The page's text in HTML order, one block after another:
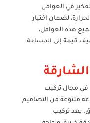
في العوامل
لضمان اختيار
هذه العوامل،
قيمة إلى المساحة
في مجال تركيب
متنوعة من التصاميم
يعد تركيب